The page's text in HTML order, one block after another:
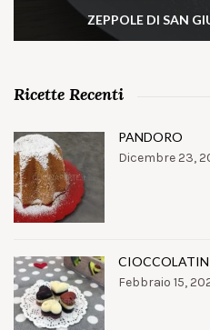
ZEPPOLE DI SAN
Ricette Recenti
PANDORO
Dicembre 23,
Febbraio 15,